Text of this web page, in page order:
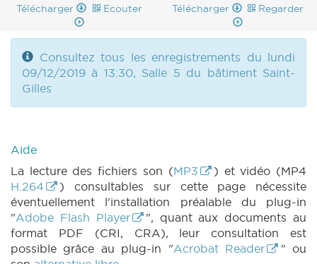
Télécharger Ecouter Télécharger Regarder
Consultez tous les enregistrements du lundi
09/12/2019 à 13:30, Salle 5 du bâtiment Saint-
Gilles
Aide
La lecture des fichiers son (MP3
) et vidéo (MP4
H.264
) consultables sur cette page nécessite
éventuellement l'installation préalable du plug-in
"Adobe Flash Player
", quant aux documents au
format PDF (CRI, CRA), leur consultation est
possible grâce au plug-in "Acrobat Reader
" ou